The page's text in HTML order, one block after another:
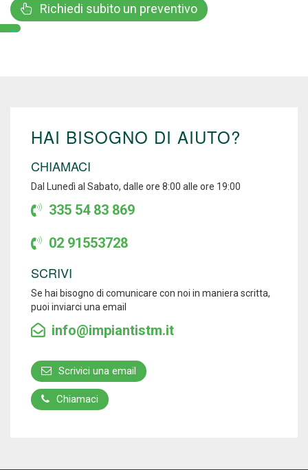
Richiedi subito un preventivo
HAI BISOGNO DI AIUTO?
CHIAMACI
Dal Lunedì al Sabato, dalle ore 8:00 alle ore 19:00
335 54 83 869
02 91553728
SCRIVI
Se hai bisogno di comunicare con noi in maniera scritta,
puoi inviarci una email
info@impiantistm.it
Scrivici una email
Chiamaci